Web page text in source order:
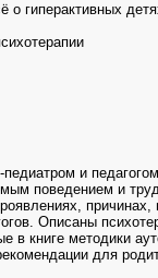
о гиперактивных
и
поведением и
Описаны
книге методики
для